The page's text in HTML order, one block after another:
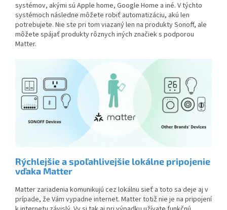
systémov, akými sú Apple home, Google Home a iné. V týchto
systémoch následne môžete robiť automatizáciu, akú len
potrebujete. Nie ste pri tom viazaný len na produkty Sonoff, ale
môžete spájať produkty rôznych iných značiek s podporou
Matter.
Rýchlejšie a spoľahlivejšie lokálne pripojenie
vďaka Matter
Matter zariadenia komunikujú cez lokálnu sieť a toto sa deje aj v
prípade, že Vám vypadne internet. Matter totiž nie je na pripojení